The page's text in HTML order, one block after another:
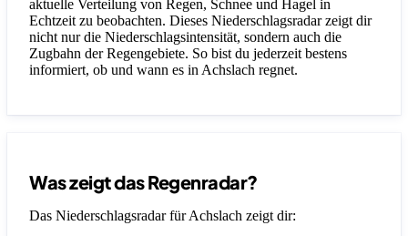
aktuelle Verteilung von Regen, Schnee und Hagel in
Echtzeit zu beobachten. Dieses Niederschlagsradar zeigt dir
nicht nur die Niederschlagsintensität, sondern auch die
Zugbahn der Regengebiete. So bist du jederzeit bestens
informiert, ob und wann es in Achslach regnet.
Was zeigt das Regenradar?
Das Niederschlagsradar für Achslach zeigt dir: